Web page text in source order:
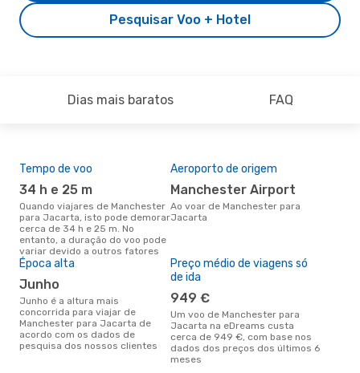
Pesquisar Voo + Hotel
Dias mais baratos FAQ
Tempo de voo
34 h e 25 m
Quando viajares de Manchester
para Jacarta, isto pode demorar
cerca de 34 h e 25 m. No
entanto, a duração do voo pode
variar devido a outros fatores
Aeroporto de origem
Manchester Airport
Ao voar de Manchester para
Jacarta
Época alta
junho
junho é a altura mais
concorrida para viajar de
Manchester para Jacarta de
acordo com os dados de
pesquisa dos nossos clientes
Preço médio de viagens só
de ida
949 €
Um voo de Manchester para
Jacarta na eDreams custa
cerca de 949 €, com base nos
dados dos preços dos últimos 6
meses